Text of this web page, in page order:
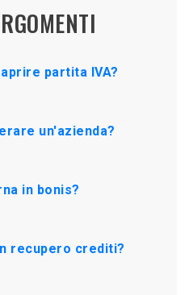
partita IVA?
un'azienda?
in bonis?
recupero crediti?